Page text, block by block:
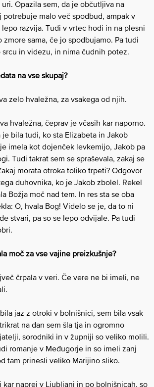
Opazila sem, da je občutljiva na
potrebuje malo več spodbud, ampak v
razvija. Tudi v vrtec hodi in na plesni
sama, če jo spodbujamo. ​Pa tudi
srcu in videzu, in nima čudnih potez.
na vse skupaj?
zelo hvaležna, za vsakega od njih.
hvaležna, čeprav je včasih kar naporno.
bila tudi, ko sta Elizabeta in Jakob
imela kot dojenček levkemijo, Jakob pa
Tudi takrat sem se spraševala, zakaj se
morata otroka toliko trpeti? Odgovor
duhovnika, ko je Jakob zbolel. Rekel
Božja moč nad tem. In res sta se oba
O, hvala Bog! Videlo se je, da to ni
stvari, pa so se lepo odvijale. ​Pa tudi
moč za vse vajine preizkušnje?
črpala v veri. Če vere ne bi imeli, ne
jaz z otroki v bolnišnici, sem bila vsak
na dan sem šla tja in ogromno
sorodniki in v župniji so veliko molili.
romanje v Međugorje in so imeli zanj
tam prinesli veliko Marijino sliko.
kar naprej v Ljubljani in po bolnišnicah, so